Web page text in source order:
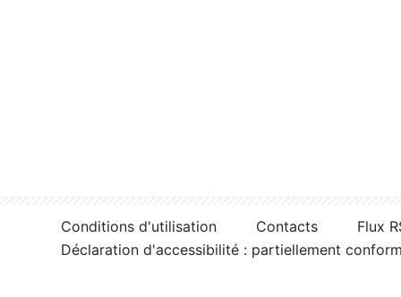
Conditions d'utilisation Contacts
Flux
Déclaration d'accessibilité : partiellement